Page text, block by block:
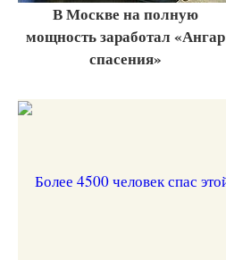
В Москве на полную
мощность заработал «Ангар
спасения»